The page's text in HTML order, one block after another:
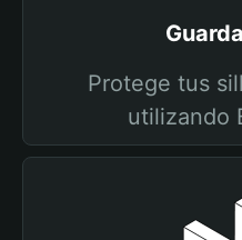
Protege tus
utilizando